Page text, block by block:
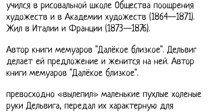
учился в рисовальной школе Общества поощрения
художеств и в Академии художеств (1864—1871).
Жил в Италии и Франции (1873—1876).
Автор книги мемуаров "Далёкое близкое". Дельвиг
делает ей предложение и женится на ней. Автор
книги мемуаров "Далёкое близкое".
превосходно «вылепил» маленькие пухлые холеные
руки Дельвига, передал их характерную для